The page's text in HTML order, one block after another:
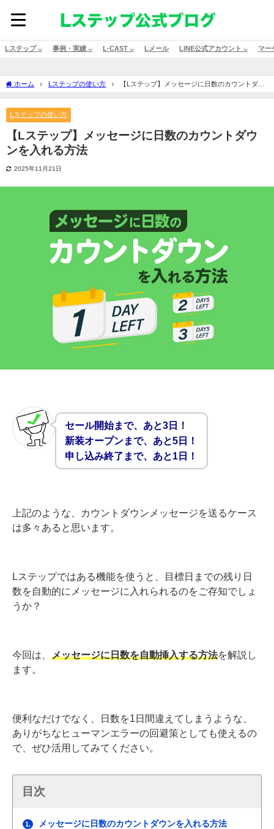
Lステップ ⌵ 事例・実績 ⌵ L-CAST ⌵ Lメール LINE公式アカウント ⌵ マー
ホーム Lステップの使い方
【Lステップ】メッセージに日数のカウントダウ
ンを入れる方法
Lステップの使い方
【Lステップ】メッセージに日数のカウントダウ
ンを入れる方法
2025年11月21日
セール開始まで、あと3日！
新装オープンまで、あと5日！
申し込み終了まで、あと1日！
上記のような、カウントダウンメッセージを送るケース
は多々あると思います。
Lステップではある機能を使うと、目標日までの残り日
数を自動的にメッセージに入れられるのをご存知でしょ
うか？
今回は、 メッセージに日数を自動挿入する方法を解説し
ます。
便利なだけでなく、日数を1日間違えてしまうような、
ありがちなヒューマンエラーの回避策としても使えるの
で、ぜひ活用してみてください。
目次
1. メッセージに日数のカウントダウンを入れる方法